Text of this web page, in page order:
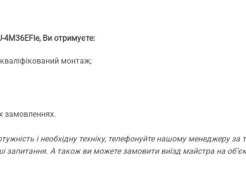
Ви отримуєте:
монтаж;
замовленнях.
і необхідну техніку, телефонуйте нашому менеджеру за
запитання. А також ви можете замовити виїзд майстра на